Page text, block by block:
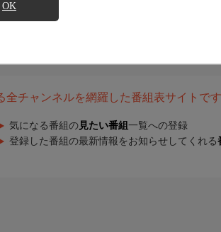
OK
チャンネルを網羅した番組表サイトです
気になる番組の 見たい番組 一覧への登録
登録した番組の最新情報をお知らせしてくれる